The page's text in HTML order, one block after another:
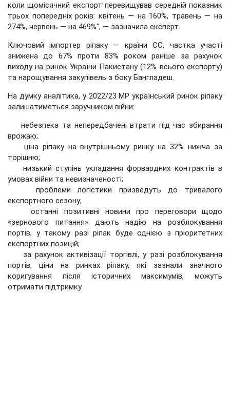
коли щомісячний експорт перевищував середній показник
трьох попередніх років: квітень — на 160%, травень — на
274%, червень — на 469%", — зазначила експерт.
Ключовий імпортер ріпаку — країни ЄС, частка участі
знижена до 67% проти 83% роком раніше за рахунок
виходу на ринок України Пакистану (12% всього експорту)
та нарощування закупівель з боку Бангладеш.
На думку аналітика, у 2022/23 МР український ринок ріпаку
залишатиметься заручником війни:
небезпека та непередбачені втрати під час збирання
врожаю;
ціна ріпаку на внутрішньому ринку на 32% нижча за
торішню;
низький ступінь укладання форвардних контрактів в
умовах війни та невизначеності;
проблеми логістики призведуть до тривалого
експортного сезону;
останні позитивні новини про переговори щодо
«зернового питання» дають надію на розблокування
портів, у такому разі ріпак буде однією з пріоритетних
експортних позицій;
за рахунок активізації торгівлі, у разі розблокування
портів, ціни на ринках ріпаку, які зазнали значного
коригування після історичних максимумів, можуть
отримати підтримку.